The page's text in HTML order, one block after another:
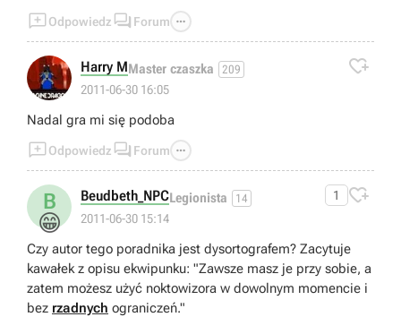
Odpowiedz  Forum 
Harry MMaster czaszka 209
2011-06-30 16:05

Nadal gra mi się podoba
Odpowiedz  Forum 
B
😁
Beudbeth_NPCLegionista 14
2011-06-30 15:14
1 
Czy autor tego poradnika jest dysortografem? Zacytuje
kawałek z opisu ekwipunku: "Zawsze masz je przy sobie, a
zatem możesz użyć noktowizora w dowolnym momencie i
bez rzadnych ograniczeń."